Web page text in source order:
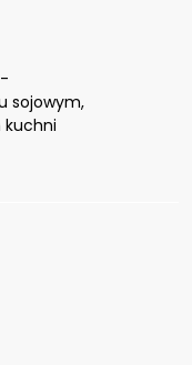
sojowym,
kuchni